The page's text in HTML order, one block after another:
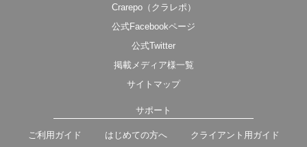
Crarepo（クラレポ）
公式Facebookページ
公式Twitter
掲載メディア様一覧
サイトマップ
サポート
ご利用ガイド はじめての方へ クライアント用ガイド